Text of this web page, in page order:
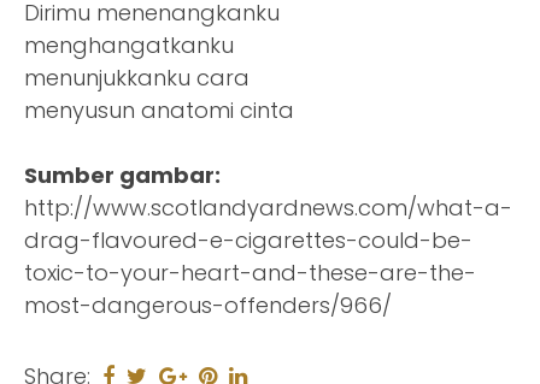
Dirimu menenangkanku
menghangatkanku
menunjukkanku cara
menyusun anatomi cinta
Sumber gambar:
http://www.scotlandyardnews.com/what-a-
drag-flavoured-e-cigarettes-could-be-
toxic-to-your-heart-and-these-are-the-
most-dangerous-offenders/966/
Share: